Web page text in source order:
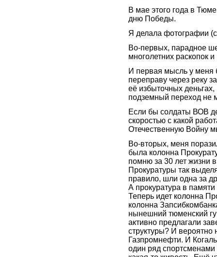
В мае этого года в
дню Победы.
Я делала фотографии
Во-первых, парадное
многолетних раскопок
И первая мысль у меня
переправу через реку
её избыточных деньгах,
подземный переход не
Если бы солдаты ВОВ
скоростью с какой
Отечественную Войну
Во-вторых, меня
была колонна
помню за 30 лет жизни
Прокуратуры так
правило, шли одна за
А прокуратура в
Теперь идет колонна
колонна
нынешний тюменский
активно предлагали
структуры? И
Газпромнефти. И
один ряд